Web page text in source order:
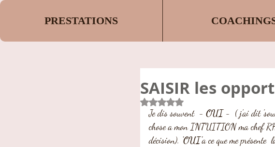
PRESTATIONS
SAISIR les
Noté NaN étoiles sur 5.
Je dis souvent  - OUI -  ( j'ai dit
chose a mon INTUITION ma chef
décision). 'OUI'a ce que me